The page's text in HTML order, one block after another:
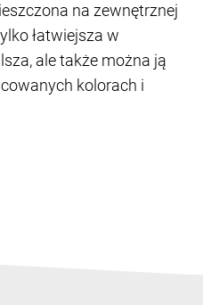
na zewnętrznej
łatwiejsza w
ale także można ją
kolorach i